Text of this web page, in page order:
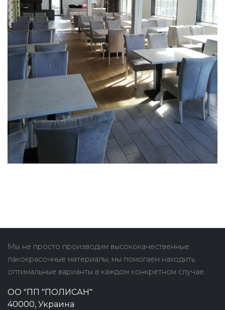
Мы не просто производим высококачественные
лакокрасочные материалы, мы помогаем находить
оптимальные варианты в каждом конкретном случае.
ОО "ПП "ПОЛИСАН"
40000, Украина